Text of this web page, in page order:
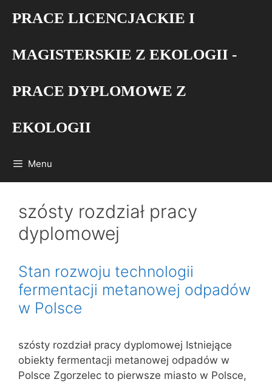
PRACE LICENCJACKIE I
MAGISTERSKIE Z EKOLOGII -
PRACE DYPLOMOWE Z
EKOLOGII
Menu
szósty rozdział pracy
dyplomowej
Stan rozwoju technologii
fermentacji metanowej odpadów
w Polsce
szósty rozdział pracy dyplomowej Istniejące
obiekty fermentacji metanowej odpadów w
Polsce Zgorzelec to pierwsze miasto w Polsce,